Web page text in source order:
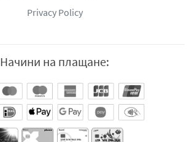
Privacy Policy
Начини на плащане: